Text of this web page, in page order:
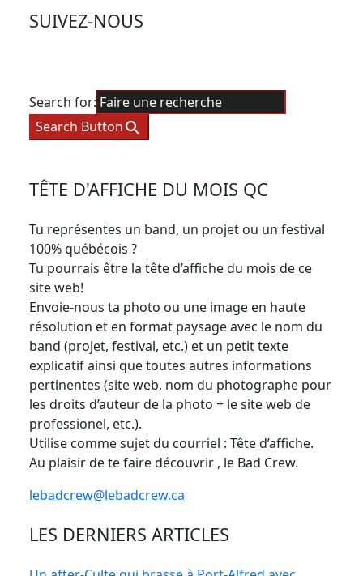
SUIVEZ-NOUS
Search for:
Search Button
TÊTE D'AFFICHE DU MOIS QC
Tu représentes un band, un projet ou un festival
100% québécois ?
Tu pourrais être la tête d’affiche du mois de ce
site web!
Envoie-nous ta photo ou une image en haute
résolution et en format paysage avec le nom du
band (projet, festival, etc.) et un petit texte
explicatif ainsi que toutes autres informations
pertinentes (site web, nom du photographe pour
les droits d’auteur de la photo + le site web de
professionel, etc.).
Utilise comme sujet du courriel : Tête d’affiche.
Au plaisir de te faire découvrir , le Bad Crew.
lebadcrew@lebadcrew.ca
LES DERNIERS ARTICLES